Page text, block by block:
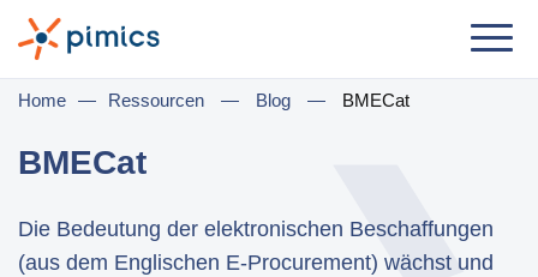
Lösung
Nach Jobrolle
Marketingmanager
Home — Ressourcen — Blog — BMECat
BMECat
Die Bedeutung der elektronischen Beschaffungen
(aus dem Englischen E-Procurement) wächst und